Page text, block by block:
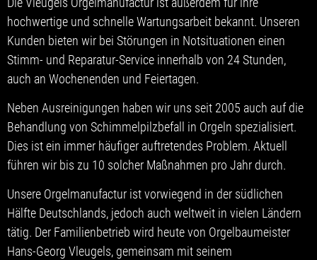
hochwertige und schnelle Wartungsarbeit bekannt. Unseren
Kunden bieten wir bei Störungen in Notsituationen einen
Stimm- und Reparatur-Service innerhalb von 24 Stunden,
auch an Wochenenden und Feiertagen.
Neben Ausreinigungen haben wir uns seit 2005 auch auf die
Behandlung von Schimmelpilzbefall in Orgeln spezialisiert.
Dies ist ein immer häufiger auftretendes Problem. Aktuell
führen wir bis zu 10 solcher Maßnahmen pro Jahr durch.
Unsere Orgelmanufactur ist vorwiegend in der südlichen
Hälfte Deutschlands, jedoch auch weltweit in vielen Ländern
tätig. Der Familienbetrieb wird heute von Orgelbaumeister
Hans-Georg Vleugels, gemeinsam mit seinem